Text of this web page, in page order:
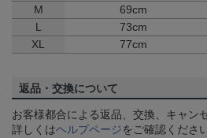
M
69cm
L
73cm
XL
77cm
返品・交換について
お客様都合による返品、交換、キャン
詳しくはヘルプページをご確認ください